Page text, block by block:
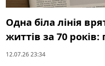
Одна біла лінія
життів за 70
12.07.26 23:34